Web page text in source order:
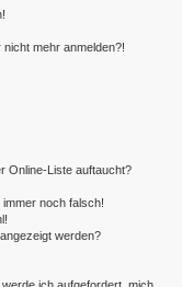
mehr anmelden?!
Online-Liste auftaucht?
noch falsch!
werden?